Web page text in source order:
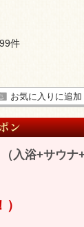
件
お気に入りに追加
入浴+サウナ